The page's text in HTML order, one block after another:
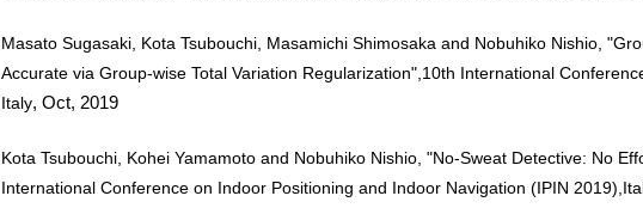
Masato Sugasaki, Kota Tsubouchi, Masamichi Shimosaka and Nobuhiko Nishio, "
Accurate via Group-wise Total Variation Regularization",10th International
Italy, Oct, 2019
Kota Tsubouchi, Kohei Yamamoto and Nobuhiko Nishio, "No-Sweat Detective: No
International Conference on Indoor Positioning and Indoor Navigation (IPIN 2019)